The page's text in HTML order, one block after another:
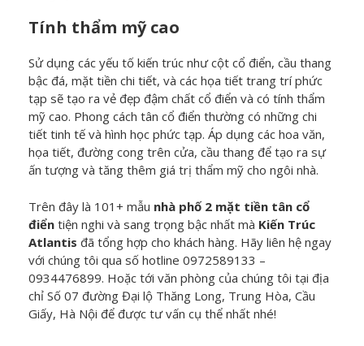
Tính thẩm mỹ cao
Sử dụng các yếu tố kiến trúc như cột cổ điển, cầu thang
bậc đá, mặt tiền chi tiết, và các họa tiết trang trí phức
tạp sẽ tạo ra vẻ đẹp đậm chất cổ điển và có tính thẩm
mỹ cao. Phong cách tân cổ điển thường có những chi
tiết tinh tế và hình học phức tạp. Áp dụng các hoa văn,
họa tiết, đường cong trên cửa, cầu thang để tạo ra sự
ấn tượng và tăng thêm giá trị thẩm mỹ cho ngôi nhà.
Trên đây là 101+ mẫu nhà phố 2 mặt tiền tân cổ
điển tiện nghi và sang trọng bậc nhất mà Kiến Trúc
Atlantis đã tổng hợp cho khách hàng. Hãy liên hệ ngay
với chúng tôi qua số hotline 0972589133 –
0934476899. Hoặc tới văn phòng của chúng tôi tại địa
chỉ Số 07 đường Đại lộ Thăng Long, Trung Hòa, Cầu
Giấy, Hà Nội để được tư vấn cụ thể nhất nhé!